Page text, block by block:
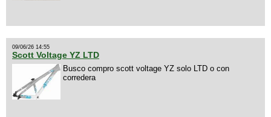
09/06/26 14:55
Scott Voltage YZ LTD
Busco compro scott voltage YZ solo LTD o con
corredera